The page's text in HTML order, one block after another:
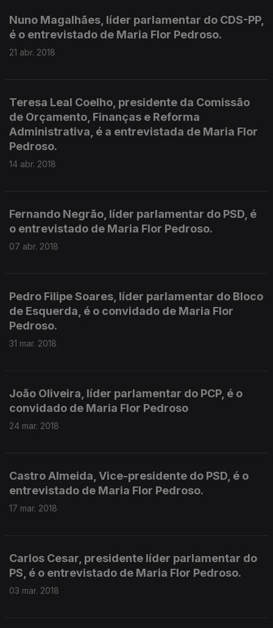
Nuno Magalhães, líder parlamentar do CDS-PP,
é o entrevistado de Maria Flor Pedroso.
21 abr. 2018
Teresa Leal Coelho, presidente da Comissão
de Orçamento, Finanças e Reforma
Administrativa, é a entrevistada de Maria Flor
Pedroso.
14 abr. 2018
Fernando Negrão, líder parlamentar do PSD, é
o entrevistado de Maria Flor Pedroso.
07 abr. 2018
Pedro Filipe Soares, líder parlamentar do Bloco
de Esquerda, é o convidado de Maria Flor
Pedroso.
31 mar. 2018
João Oliveira, líder parlamentar do PCP, é o
convidado de Maria Flor Pedroso
24 mar. 2018
Castro Almeida, Vice-presidente do PSD, é o
entrevistado de Maria Flor Pedroso.
17 mar. 2018
Carlos Cesar, presidente líder parlamentar do
PS, é o entrevistado de Maria Flor Pedroso.
03 mar. 2018